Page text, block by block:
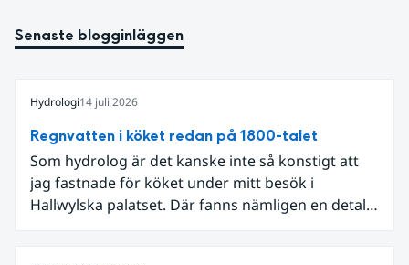
Senaste blogginläggen
Hydrologi14 juli 2026
Regnvatten i köket redan på 1800-talet
Som hydrolog är det kanske inte så konstigt att
jag fastnade för köket under mitt besök i
Hallwylska palatset. Där fanns nämligen en detalj